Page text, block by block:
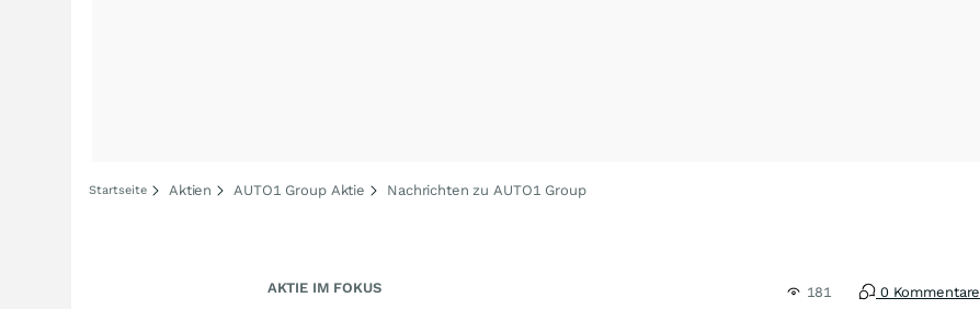
Startseite Aktien AUTO1 Group Aktie Nachrichten zu AUTO1 Group
AKTIE IM FOKUS 181 0 Kommentare